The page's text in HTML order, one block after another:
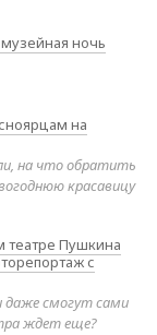
ночь
на
на что обратить
красавицу
театре Пушкина
с
даже смогут сами
ждет еще?